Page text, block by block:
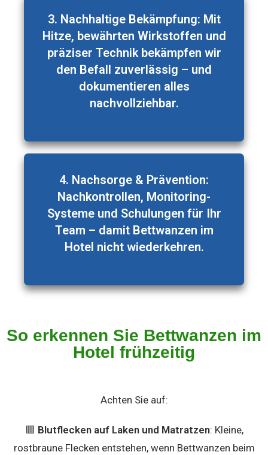
3. Nachhaltige Bekämpfung: Mit
Hitze, bewährten Wirkstoffen und
präziser Technik bekämpfen wir
den Befall zuverlässig – und
dokumentieren alles
nachvollziehbar.
4. Nachsorge & Prävention:
Nachkontrollen, Monitoring-
Systeme und Schulungen für Ihr
Team – damit Bettwanzen im
Hotel nicht wiederkehren.
So erkennen Sie Bettwanzen im
Hotel frühzeitig
Achten Sie auf:
🟥 Blutflecken auf Laken und Matratzen: Kleine,
rostbraune Flecken entstehen, wenn Bettwanzen beim